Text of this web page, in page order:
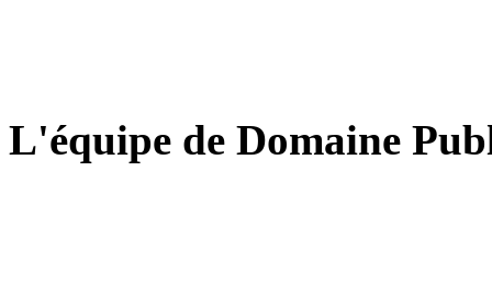
L'équipe de Domaine